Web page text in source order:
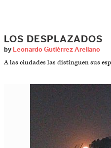
LOS DESPLAZADOS
by Leonardo Gutiérrez Arellano
A las ciudades las distinguen sus